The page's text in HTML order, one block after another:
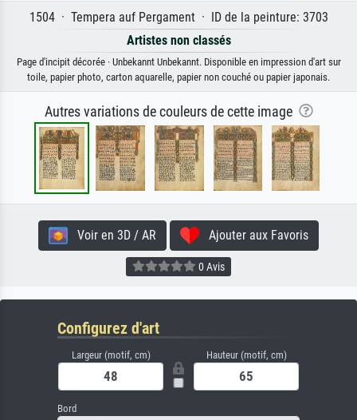
1504 · Tempera auf Pergament · ID de la peinture: 3703
Artistes non classés
Page d'incipit décorée · Unbekannt Unbekannt. Disponible en impression d'art sur
toile, papier photo, carton aquarelle, papier non couché ou papier japonais.
Autres variations de couleurs de cette image
Voir en 3D / AR Ajouter aux Favoris
0 Avis
Configurez d'art
Largeur (motif, cm) Hauteur (motif, cm)
Bord